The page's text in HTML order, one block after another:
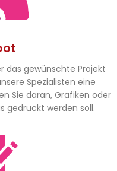
das gewünschte Projekt
Spezialisten eine
Sie daran, Grafiken oder
gedruckt werden soll.